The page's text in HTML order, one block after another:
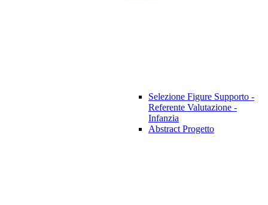
Selezione Figure Supporto -
Referente Valutazione -
Infanzia
Abstract Progetto